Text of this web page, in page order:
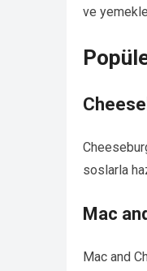
ve
soslarla
Mac
Mac and